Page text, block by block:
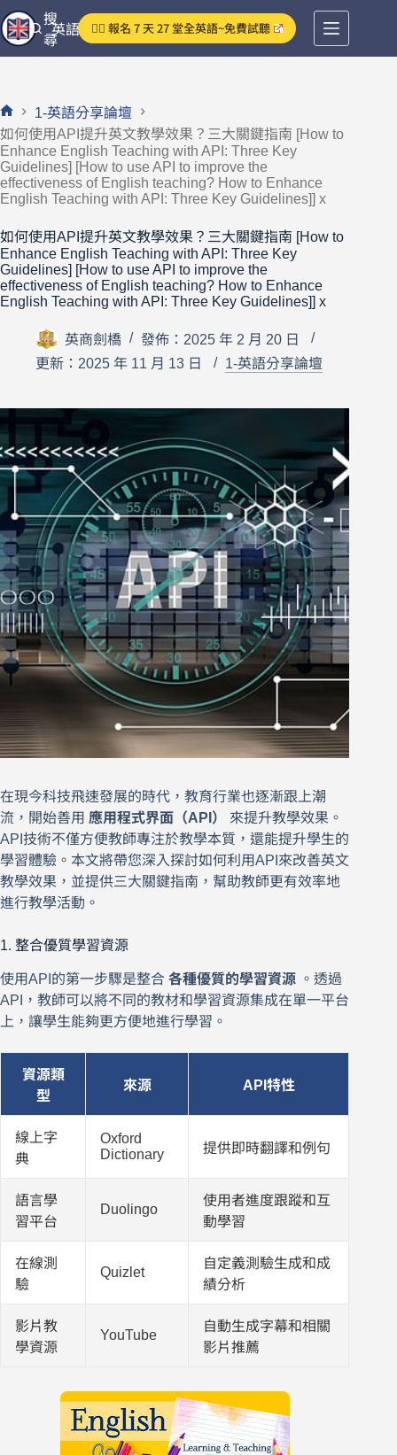
跳
至
主
容
英語分享論壇
搜
尋
👉🏻 報名 7 天 27 堂全英語~免費試聽
首
頁
1-英語分享論壇
如何使用API提升英文教學效果？三大關鍵指南 [How to
Enhance English Teaching with API: Three Key
Guidelines] [How to use API to improve the
effectiveness of English teaching? How to Enhance
English Teaching with API: Three Key Guidelines]] x
如何使用API提升英文教學效果？三大關鍵指南 [How to
Enhance English Teaching with API: Three Key
Guidelines] [How to use API to improve the
effectiveness of English teaching? How to Enhance
English Teaching with API: Three Key Guidelines]] x
英商劍橋
發佈：2025 年 2 月 20 日
更新：2025 年 11 月 13 日
1-英語分享論壇
在現今科技飛速發展的時代，教育行業也逐漸跟上潮
流，開始善用 應用程式界面（API） 來提升教學效果。
API技術不僅方便教師專注於教學本質，還能提升學生的
學習體驗。本文將帶您深入探討如何利用API來改善英文
教學效果，並提供三大關鍵指南，幫助教師更有效率地
進行教學活動。
1. 整合優質學習資源
使用API的第一步驟是整合 各種優質的學習資源 。透過
API，教師可以將不同的教材和學習資源集成在單一平台
上，讓學生能夠更方便地進行學習。
資源類
型
來源 API特性
線上字
典
Oxford
Dictionary
提供即時翻譯和例句
語言學
習平台
Duolingo
使用者進度跟蹤和互
動學習
在線測
驗
Quizlet
自定義測驗生成和成
績分析
影片教
學資源
YouTube
自動生成字幕和相關
影片推薦